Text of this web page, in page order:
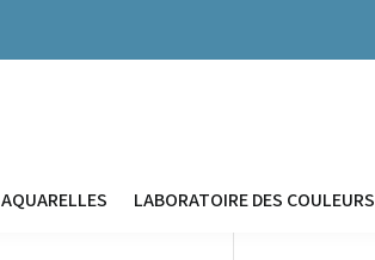
AQUARELLES LABORATOIRE DES COULEURS